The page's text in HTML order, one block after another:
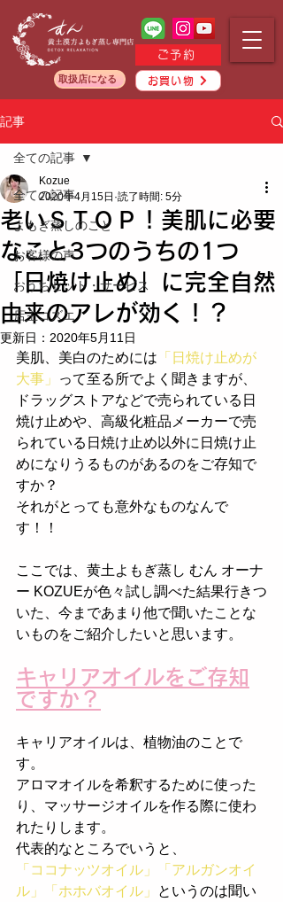
ご予約
お買い物
取扱店になる
記事
全ての記事
よもぎ蒸しのこと
お客様の声
おうちセット・サービス
店主コズエ
全ての記事
老いＳＴＯＰ！美肌に必要
なこと3つのうちの1つ
「日焼け止め」に完全自然
由来のアレが効く！？
Kozue
2020年4月15日 読了時間: 5分
更新日： 2020年5月11日
美肌、美白のためには 「日焼け止めが
大事」
って至る所でよく聞きますが、
ドラッグストアなどで売られている日
焼け止めや、高級化粧品メーカーで売
られている日焼け止め以外に日焼け止
めになりうるものがあるのをご存知で
すか？
それがとっても意外なものなんで
す！！
ここでは、黄土よもぎ蒸し むん オーナ
ー KOZUEが色々試し調べた結果行きつ
いた、今まであまり他で聞いたことな
いものをご紹介したいと思います。
キャリアオイルをご存知
ですか？
キャリアオイルは、植物油のことで
す。
アロマオイルを希釈するために使った
り、マッサージオイルを作る際に使わ
れたりします。
代表的なところでいうと、
「ココナッツオイル」「アルガンオイ
ル」「ホホバオイル」
というのは聞い